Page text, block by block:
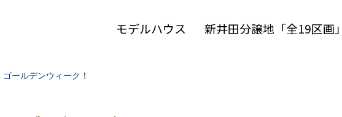
モデルハウス 新井田分譲地「全19区画
ゴールデンウィーク！